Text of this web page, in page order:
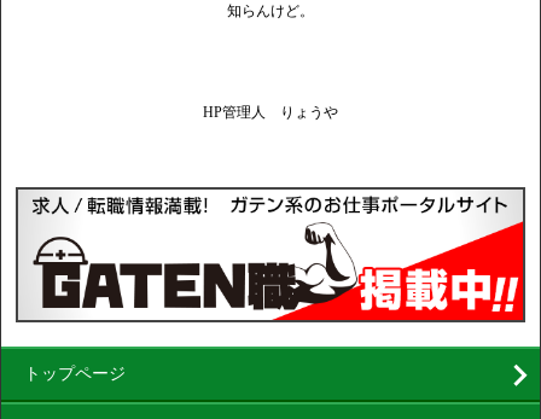
知らんけど。
HP管理人 りょうや
トップページ